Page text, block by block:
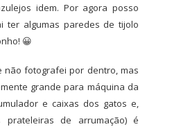
idem. Por agora posso
ter algumas paredes de tijolo
😀
não fotografei por dentro, mas
grande para máquina da
e caixas dos gatos e,
prateleiras de arrumação) é